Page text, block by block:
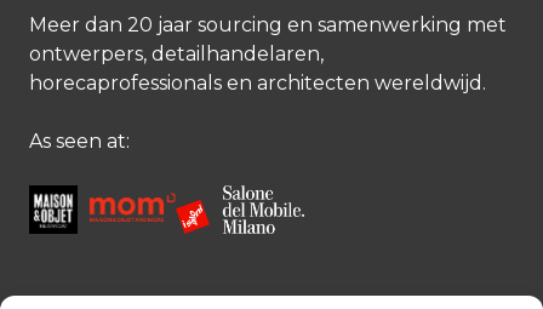
Meer dan 20 jaar sourcing en samenwerking met
ontwerpers, detailhandelaren,
horecaprofessionals en architecten wereldwijd.
As seen at: